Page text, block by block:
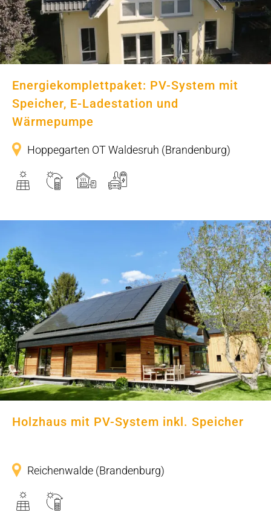
Energiekomplettpaket: PV-System mit
Speicher, E-Ladestation und
Wärmepumpe
Hoppegarten OT Waldesruh (Brandenburg)
Holzhaus mit PV-System inkl.
Speicher
Holzhaus mit PV-System inkl. Speicher
Reichenwalde (Brandenburg)